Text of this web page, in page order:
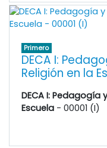
Primero
DECA I:
Religión en la
DECA I: Pedagogía
Escuela - 00001 (I)